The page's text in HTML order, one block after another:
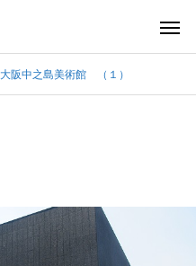
大阪中之島美術館 （１）